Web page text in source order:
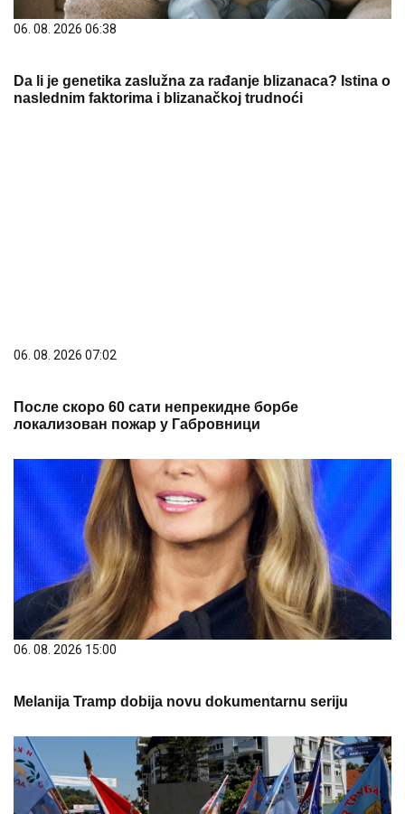
06. 08. 2026 06:38
Da li je genetika zaslužna za rađanje blizanaca? Istina o
naslednim faktorima i blizanačkoj trudnoći
06. 08. 2026 07:02
После скоро 60 сати непрекидне борбе
локализован пожар у Габровници
06. 08. 2026 15:00
Melanija Tramp dobija novu dokumentarnu seriju